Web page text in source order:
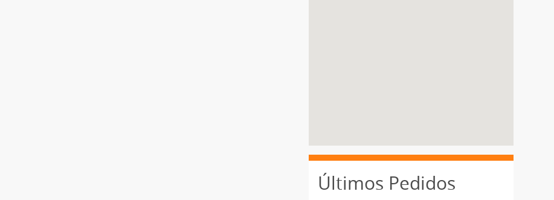
Últimos Pedidos